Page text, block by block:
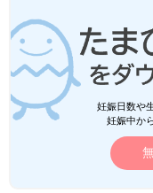
妊娠日数や
妊娠中か